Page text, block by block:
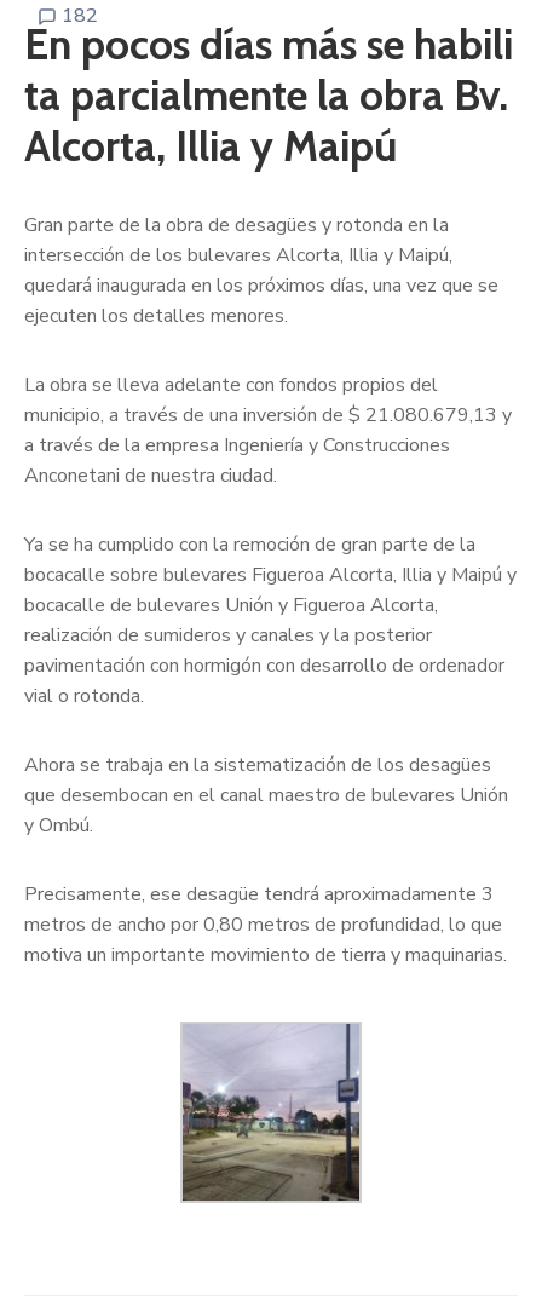
182
En pocos días más se habili
ta parcialmente la obra Bv.
Alcorta, Illia y Maipú
Gran parte de la obra de desagües y rotonda en la
intersección de los bulevares Alcorta, Illia y Maipú,
quedará inaugurada en los próximos días, una vez que se
ejecuten los detalles menores.
La obra se lleva adelante con fondos propios del
municipio, a través de una inversión de $ 21.080.679,13 y
a través de la empresa Ingeniería y Construcciones
Anconetani de nuestra ciudad.
Ya se ha cumplido con la remoción de gran parte de la
bocacalle sobre bulevares Figueroa Alcorta, Illia y Maipú y
bocacalle de bulevares Unión y Figueroa Alcorta,
realización de sumideros y canales y la posterior
pavimentación con hormigón con desarrollo de ordenador
vial o rotonda.
Ahora se trabaja en la sistematización de los desagües
que desembocan en el canal maestro de bulevares Unión
y Ombú.
Precisamente, ese desagüe tendrá aproximadamente 3
metros de ancho por 0,80 metros de profundidad, lo que
motiva un importante movimiento de tierra y maquinarias.